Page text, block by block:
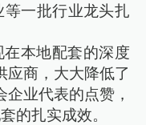
等一批行业龙头扎
本地配套的深度
应商，大大降低了
业代表的点赞，
的扎实成效。